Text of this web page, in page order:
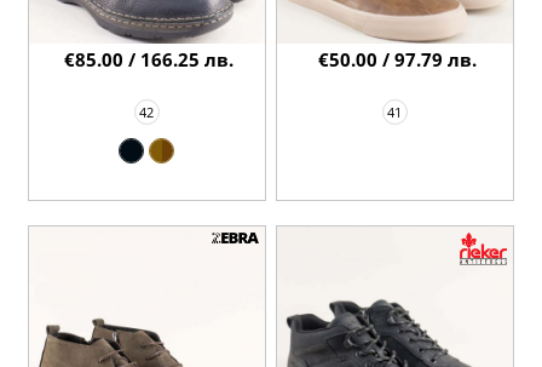
42
€85.00 / 166.25 лв.
41
€50.00 / 97.79 лв.